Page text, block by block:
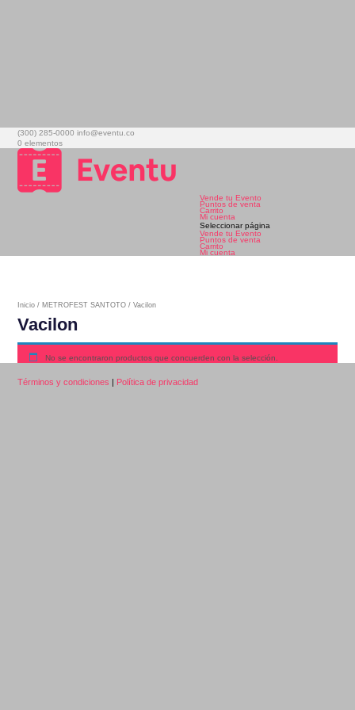
(300) 285-0000 info@eventu.co
0 elementos
Vende tu Evento
Puntos de venta
Carrito
Mi cuenta
Seleccionar página
Vende tu Evento
Puntos de venta
Carrito
Mi cuenta
Inicio / METROFEST SANTOTO / Vacilon
Vacilon
No se encontraron productos que concuerden con la selección.
Términos y condiciones | Política de privacidad